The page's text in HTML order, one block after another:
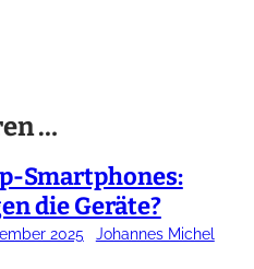
…
Smartphones:
die Geräte?
2025 Johannes Michel